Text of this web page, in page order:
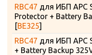
RBC47 для ИБП APC
Protector + Battery
[BE325]
RBC47 для ИБП APC
+ Battery Backup